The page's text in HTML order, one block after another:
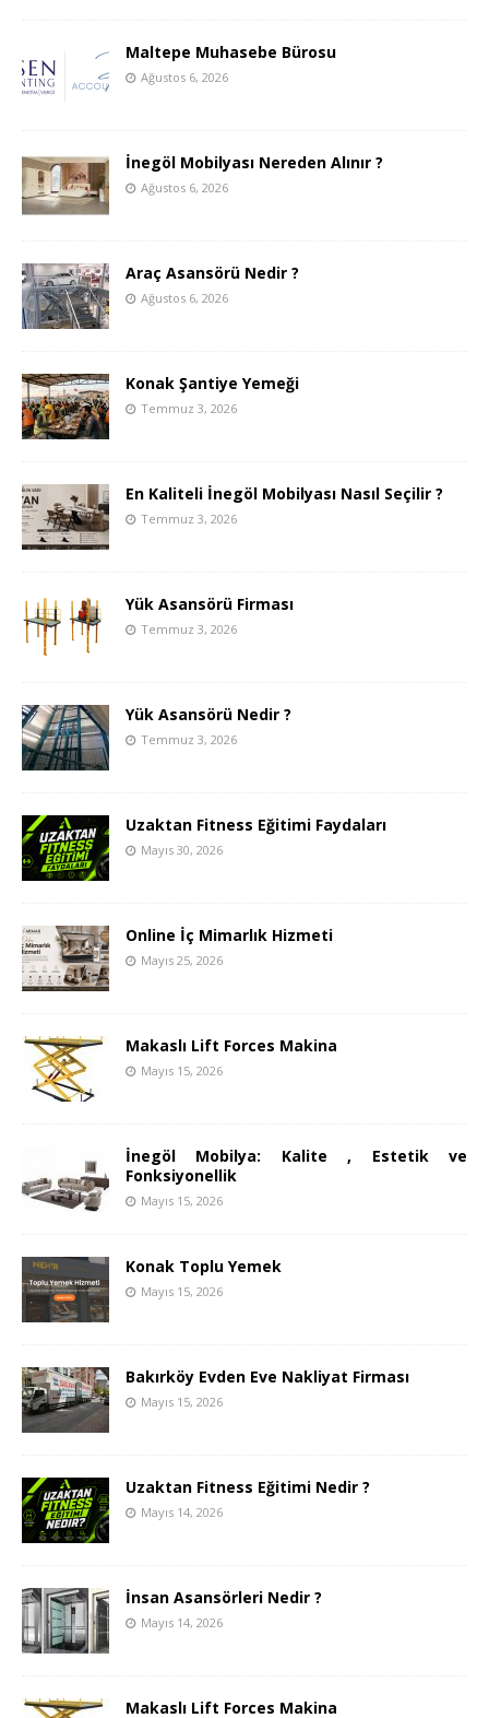
Maltepe Muhasebe Bürosu
Ağustos 6, 2026
İnegöl Mobilyası Nereden Alınır ?
Ağustos 6, 2026
Araç Asansörü Nedir ?
Ağustos 6, 2026
Konak Şantiye Yemeği
Temmuz 3, 2026
En Kaliteli İnegöl Mobilyası Nasıl Seçilir ?
Temmuz 3, 2026
Yük Asansörü Firması
Temmuz 3, 2026
Yük Asansörü Nedir ?
Temmuz 3, 2026
Uzaktan Fitness Eğitimi Faydaları
Mayıs 30, 2026
Online İç Mimarlık Hizmeti
Mayıs 25, 2026
Makaslı Lift Forces Makina
Mayıs 15, 2026
İnegöl Mobilya: Kalite , Estetik ve
Fonksiyonellik
Mayıs 15, 2026
Konak Toplu Yemek
Mayıs 15, 2026
Bakırköy Evden Eve Nakliyat Firması
Mayıs 15, 2026
Uzaktan Fitness Eğitimi Nedir ?
Mayıs 14, 2026
İnsan Asansörleri Nedir ?
Mayıs 14, 2026
Makaslı Lift Forces Makina